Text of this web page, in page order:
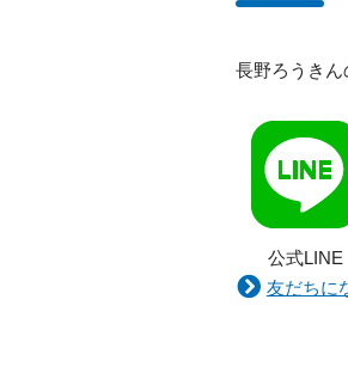
長野ろうき
公式LINE
友だちに